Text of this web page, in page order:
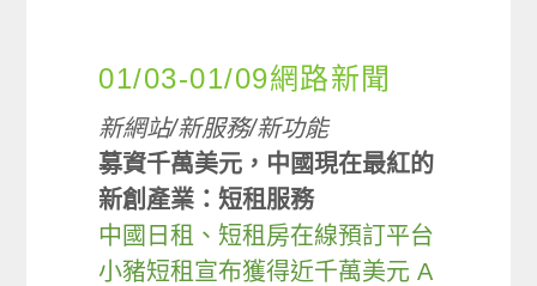
01/03-01/09網路新聞
新網站/新服務/新功能
募資千萬美元，中國現在最紅的
新創產業：短租服務
中國日租、短租房在線預訂平台
小豬短租宣布獲得近千萬美元 A